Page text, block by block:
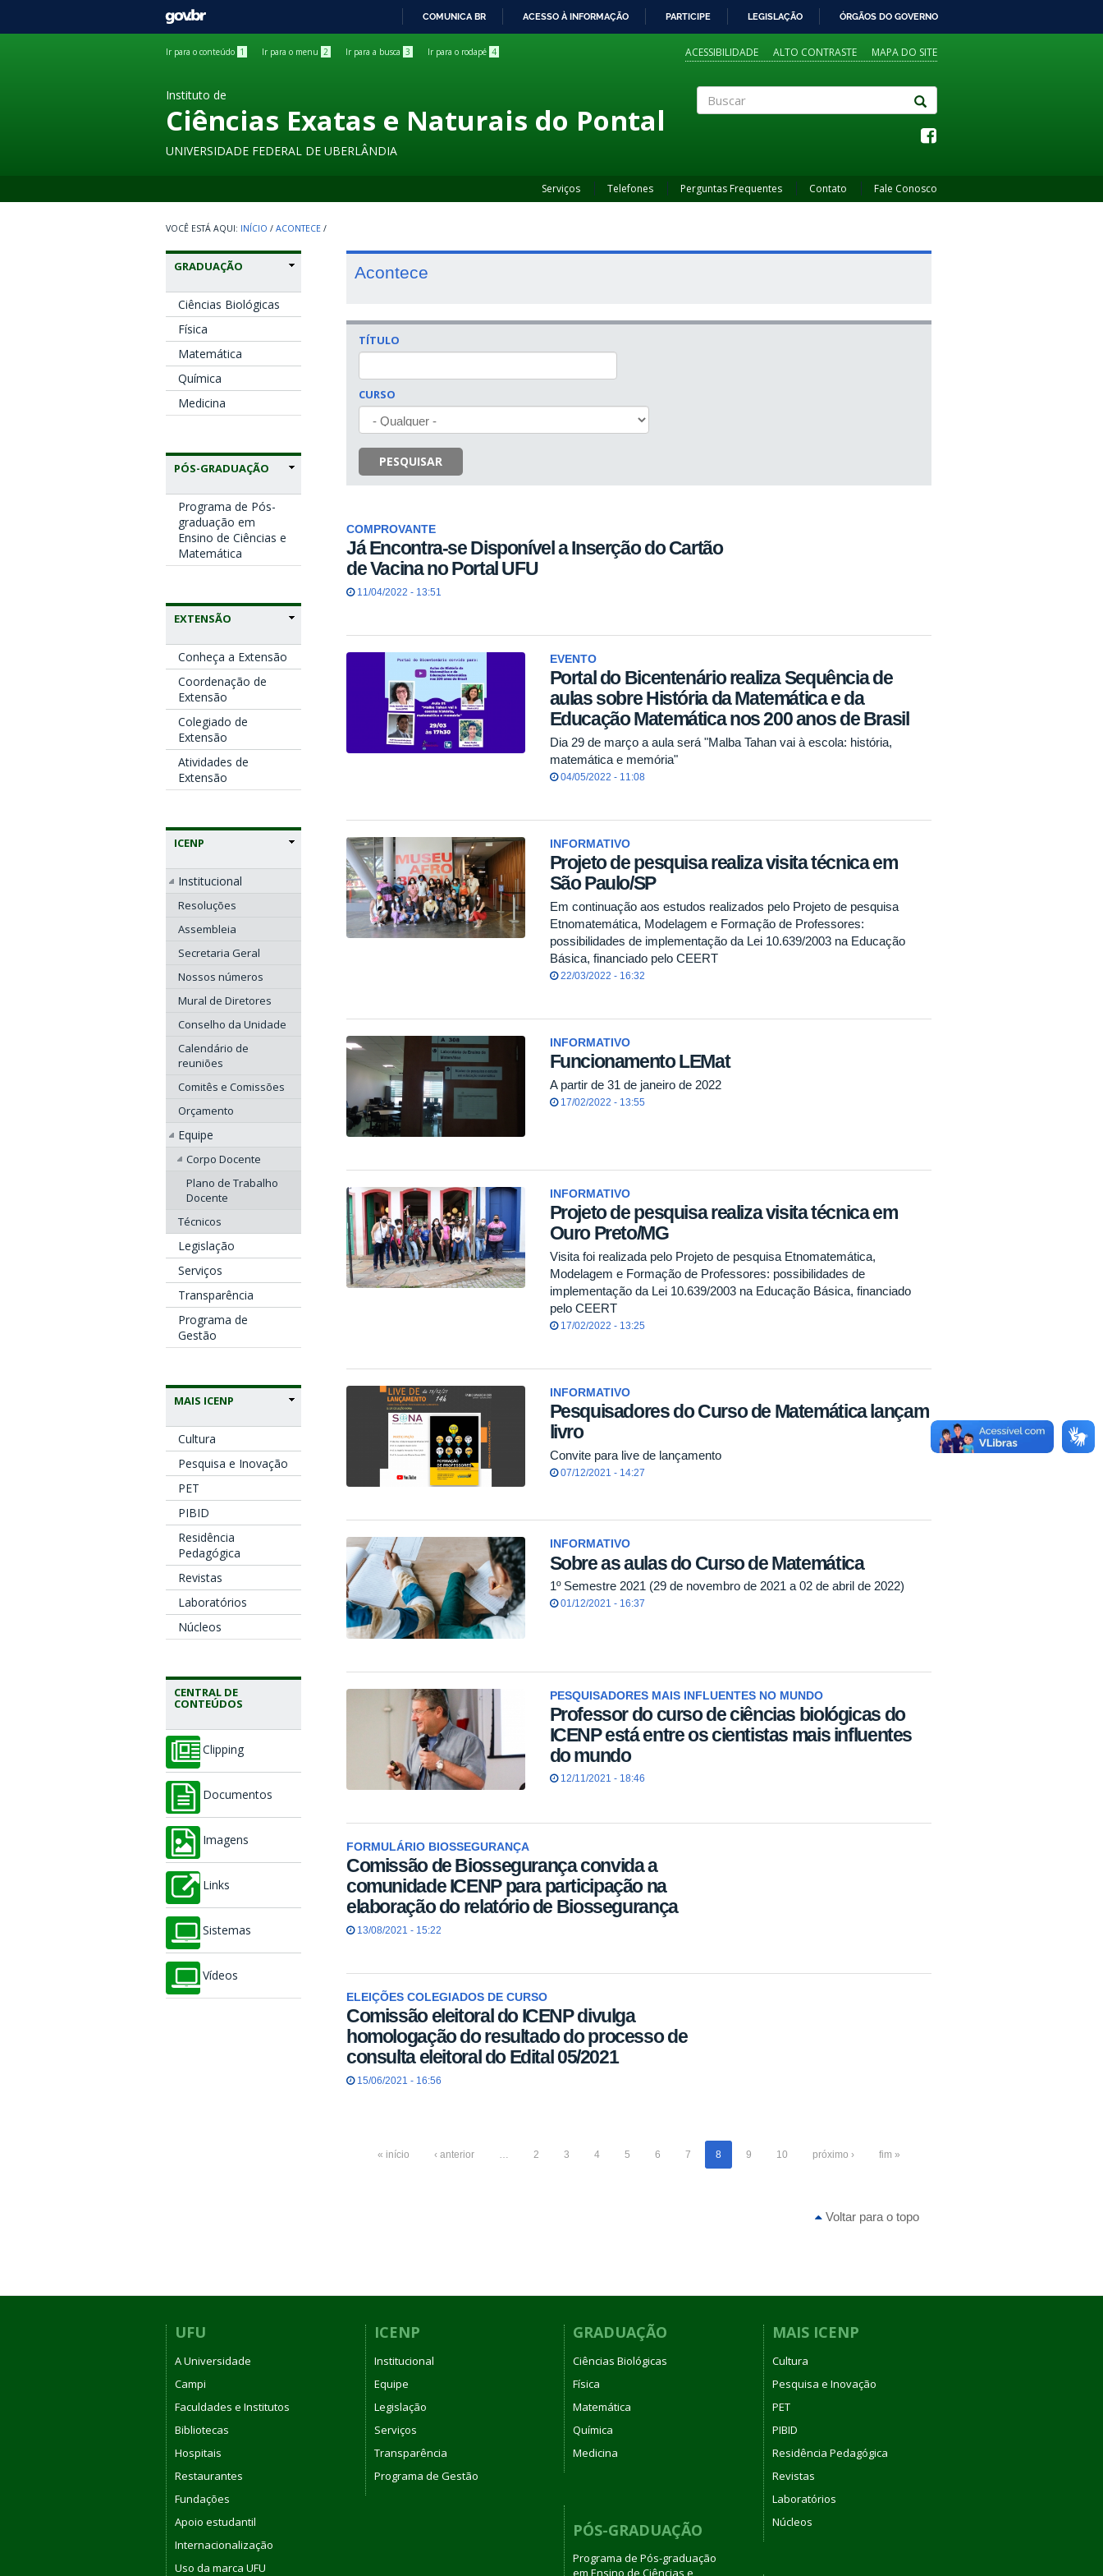
GOVBR
COMUNICA BR ACESSO À INFORMAÇÃO PARTICIPE LEGISLAÇÃO ÓRGÃOS DO GOVERNO
Ir para o conteúdo 1 Ir para o menu 2 Ir para a busca 3 Ir para o rodapé 4 ACESSIBILIDADE ALTO CONTRASTE MAPA DO SITE
Instituto de
Ciências Exatas e Naturais do Pontal
UNIVERSIDADE FEDERAL DE UBERLÂNDIA
Serviços Telefones Perguntas Frequentes Contato Fale Conosco
INÍCIO / ACONTECE /
GRADUAÇÃO
Ciências Biológicas
Física
Matemática
Química
Medicina
PÓS-GRADUAÇÃO
Programa de Pós-
graduação em
Ensino de Ciências e
Matemática
EXTENSÃO
Conheça a Extensão
Coordenação de
Extensão
Colegiado de
Extensão
Atividades de
Extensão
ICENP
Institucional
Resoluções
Assembleia
Secretaria Geral
Nossos números
Mural de Diretores
Conselho da Unidade
Calendário de
reuniões
Comitês e Comissões
Orçamento
Equipe
Corpo Docente
Plano de Trabalho
Docente
Técnicos
Legislação
Serviços
Transparência
Programa de
Gestão
MAIS ICENP
Cultura
Pesquisa e Inovação
PET
PIBID
Residência
Pedagógica
Revistas
Laboratórios
Núcleos
CENTRAL DE
CONTEÚDOS
Clipping
Documentos
Imagens
Links
Sistemas
Vídeos
Acontece
TÍTULO
CURSO
PESQUISAR
COMPROVANTE
Já Encontra-se Disponível a Inserção do Cartão
de Vacina no Portal UFU
11/04/2022 - 13:51
EVENTO
Portal do Bicentenário realiza Sequência de
aulas sobre História da Matemática e da
Educação Matemática nos 200 anos de Brasil
Dia 29 de março a aula será "Malba Tahan vai à escola: história,
matemática e memória"
04/05/2022 - 11:08
INFORMATIVO
Projeto de pesquisa realiza visita técnica em
São Paulo/SP
Em continuação aos estudos realizados pelo Projeto de pesquisa
Etnomatemática, Modelagem e Formação de Professores:
possibilidades de implementação da Lei 10.639/2003 na Educação
Básica, financiado pelo CEERT
22/03/2022 - 16:32
INFORMATIVO
Funcionamento LEMat
A partir de 31 de janeiro de 2022
17/02/2022 - 13:55
INFORMATIVO
Projeto de pesquisa realiza visita técnica em
Ouro Preto/MG
Visita foi realizada pelo Projeto de pesquisa Etnomatemática,
Modelagem e Formação de Professores: possibilidades de
implementação da Lei 10.639/2003 na Educação Básica, financiado
pelo CEERT
17/02/2022 - 13:25
INFORMATIVO
Pesquisadores do Curso de Matemática lançam
livro
Convite para live de lançamento
07/12/2021 - 14:27
INFORMATIVO
Sobre as aulas do Curso de Matemática
1º Semestre 2021 (29 de novembro de 2021 a 02 de abril de 2022)
01/12/2021 - 16:37
PESQUISADORES MAIS INFLUENTES NO MUNDO
Professor do curso de ciências biológicas do
ICENP está entre os cientistas mais influentes
do mundo
12/11/2021 - 18:46
FORMULÁRIO BIOSSEGURANÇA
Comissão de Biossegurança convida a
comunidade ICENP para participação na
elaboração do relatório de Biossegurança
13/08/2021 - 15:22
ELEIÇÕES COLEGIADOS DE CURSO
Comissão eleitoral do ICENP divulga
homologação do resultado do processo de
consulta eleitoral do Edital 05/2021
15/06/2021 - 16:56
« início ‹ anterior 2 3 4 5 6 7 8 9 10 próximo › fim »
Voltar para o topo
UFU
A Universidade
Campi
Faculdades e Institutos
Bibliotecas
Hospitais
Restaurantes
Fundações
Apoio estudantil
Internacionalização
Uso da marca UFU
ICENP
Institucional
Equipe
Legislação
Serviços
Transparência
Programa de Gestão
GRADUAÇÃO
Ciências Biológicas
Física
Matemática
Química
Medicina
PÓS-GRADUAÇÃO
Programa de Pós-graduação
em Ensino de Ciências e
MAIS ICENP
Cultura
Pesquisa e Inovação
PET
PIBID
Residência Pedagógica
Revistas
Laboratórios
Núcleos